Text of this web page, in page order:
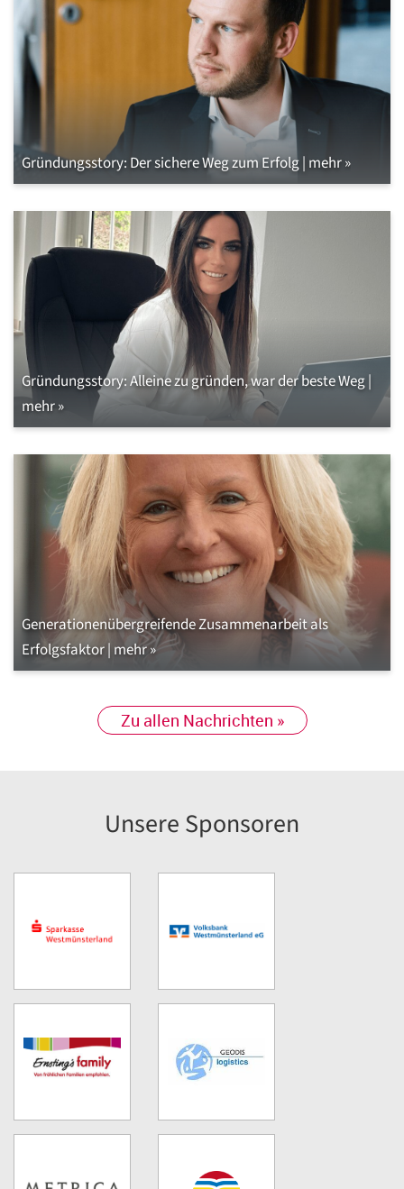
Gründungsstory: Der sichere Weg zum Erfolg | mehr »
Gründungsstory: Alleine zu gründen, war der beste Weg |
mehr »
Generationenübergreifende Zusammenarbeit als
Erfolgsfaktor | mehr »
Zu allen Nachrichten »
Unsere Sponsoren